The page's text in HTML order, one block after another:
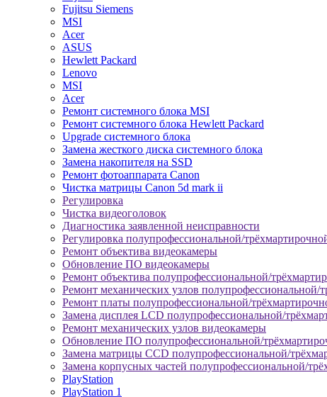
Fujitsu Siemens
MSI
Acer
ASUS
Hewlett Packard
Lenovo
MSI
Acer
Ремонт системного блока MSI
Ремонт системного блока Hewlett Packard
Upgrade системного блока
Замена жесткого диска системного блока
Замена накопителя на SSD
Ремонт фотоаппарата Canon
Чистка матрицы Canon 5d mark ii
Регулировка
Чистка видеоголовок
Диагностика заявленной неисправности
Регулировка полупрофессиональной/
Ремонт объектива видеокамеры
Обновление ПО видеокамеры
Ремонт объектива полупрофессиональной/
Ремонт механических узлов полупрофессиональной/
Ремонт платы полупрофессиональной/
Замена дисплея LCD полупрофессиональной/
Ремонт механических узлов видеокамеры
Обновление ПО полупрофессиональной/
Замена матрицы CCD полупрофессиональной/
Замена корпусных частей полупрофессиональной/
PlayStation
PlayStation 1